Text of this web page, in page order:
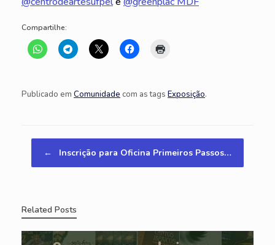
Compartilhe:
Publicado em Comunidade com as tags Exposição.
Navegação de posts
← Inscrição para Oficina Primeiros Passos…
Related Posts